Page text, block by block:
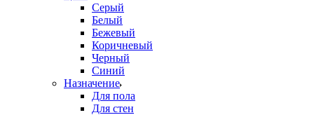
Серый
Белый
Бежевый
Коричневый
Черный
Синий
Назначение
Для пола
Для стен